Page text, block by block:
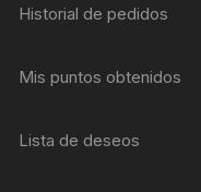
Historial de pedidos
Mis puntos obtenidos
Lista de deseos